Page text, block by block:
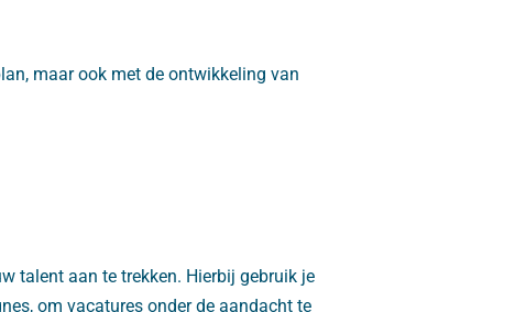
maar ook met de ontwikkeling van
talent aan te trekken. Hierbij gebruik je
om vacatures onder de aandacht te